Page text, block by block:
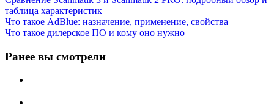
таблица характеристик
Что такое AdBlue: назначение, применение, свойства
Что такое дилерское ПО и кому оно нужно
Ранее вы смотрели